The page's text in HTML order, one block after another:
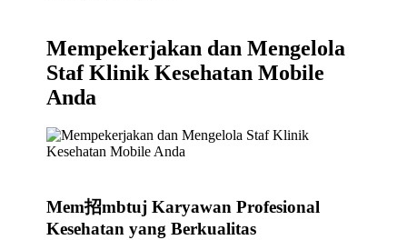
Mempekerjakan dan Mengelola
Staf Klinik Kesehatan Mobile
Anda
Mem招mbtuj Karyawan Profesional
Kesehatan yang Berkualitas